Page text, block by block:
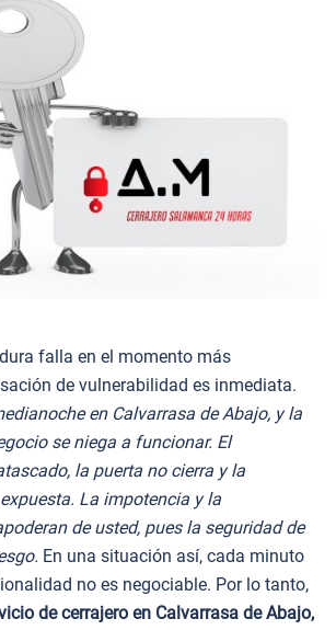
falla en el momento más
de vulnerabilidad es inmediata.
en Calvarrasa de Abajo, y la
se niega a funcionar. El
la puerta no cierra y la
La impotencia y la
de usted, pues la seguridad de
En una situación así, cada minuto
no es negociable. Por lo tanto,
de cerrajero en Calvarrasa de Abajo,